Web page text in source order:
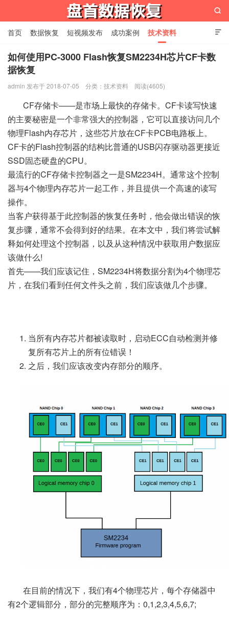
苏州盘首数据恢复

首页 数据恢复 短视频发布 成功案例 技术资料
关于我们 设备展示 常见问题

如何使用PC-3000 Flash恢复SM2234H芯片CF卡数
据恢复
admin 发布于 2018-07-05 分类： 技术资料 阅读(4605)
CF存储卡——是市场上最快的存储卡。CF卡读写快速
的主要秘密是一个非常强大的控制器，它可以直接访问几个
物理Flash内存芯片，这些芯片放在CF卡PCB电路板上。
CF卡的Flash控制器的结构比普通的USB闪存驱动器更接近
SSD固态硬盘的CPU。
最流行的CF存储卡控制器之一是SM2234H。通常这个控制
器与4个物理内存芯片一起工作，并且提供一个高速的读写
操作。
当客户获得基于此控制器的恢复任务时，他会做出错误的恢
复步骤，通常不会得到好的结果。在本文中，我们将尝试解
释如何处理这个控制器，以及从这种情况中获取用户数据应
该做什么!
首先——我们应该记住，SM2234H将数据分割为4个物理芯
片，在我们看到任何文件头之前，我们应该做几个步骤。
当所有内存芯片都被读取时，启动ECC自动检测并修
复所有芯片上的所有位错误！
之后，我们应该改变内存部分的顺序。
在目前的情况下，我们有4个物理芯片，每个存储器中
有2个逻辑部分，部分的完整顺序为：0,1,2,3,4,5,6,7;